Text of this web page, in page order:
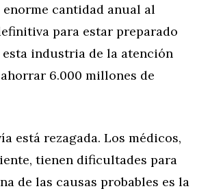
cantidad anual al
para estar preparado
industria de la atención
6.000 millones de
está rezagada. Los médicos,
tienen dificultades para
de las causas probables es la